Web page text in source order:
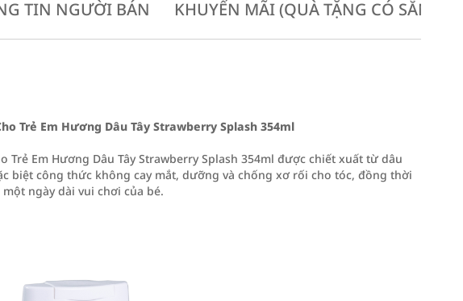
TIN NGƯỜI BÁN KHUYẾN MÃI (QUÀ TẶNG CÓ SẴN
Trẻ Em Hương Dâu Tây Strawberry Splash 354ml
Trẻ Em Hương Dâu Tây Strawberry Splash 354ml được chiết xuất từ dâu
biệt công thức không cay mắt, dưỡng và chống xơ rối cho tóc, đồng thời
ngày dài vui chơi của bé.